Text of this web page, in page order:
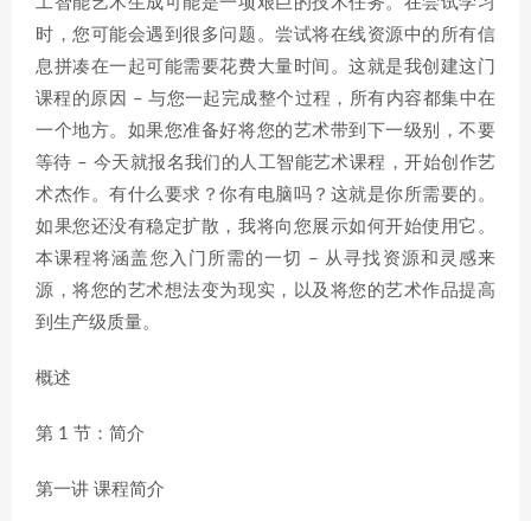
时，您可能会遇到很多问题。尝试将在线资源中的所有信
息拼凑在一起可能需要花费大量时间。这就是我创建这门
课程的原因 – 与您一起完成整个过程，所有内容都集中在
一个地方。如果您准备好将您的艺术带到下一级别，不要
等待 – 今天就报名我们的人工智能艺术课程，开始创作艺
术杰作。有什么要求？你有电脑吗？这就是你所需要的。
如果您还没有稳定扩散，我将向您展示如何开始使用它。
本课程将涵盖您入门所需的一切 – 从寻找资源和灵感来
源，将您的艺术想法变为现实，以及将您的艺术作品提高
到生产级质量。
概述
第 1 节：简介
第一讲 课程简介